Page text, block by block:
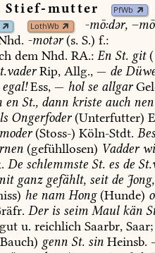
Stief-mutter
PfWb
LothWb -mō:dər,
-motər(s. S.) f.:
dem Nhd. RA.: En St. git(
Rip, Allg., — de
egal! Ess, — holse allgar
en St., dann kriste auch nen
Ongerfoder(Unterfutter)
(Stoss-) Köln-Stdt.
(gefühllosen) Vadder
. De schlemmste St. es de
nitganzgefählt, seitde Jong,
he nam Hong(Hunde)
. Deris seim Maulkän
gut u. reichlich Saarbr, Saar;
genn St. sin Heinsb.